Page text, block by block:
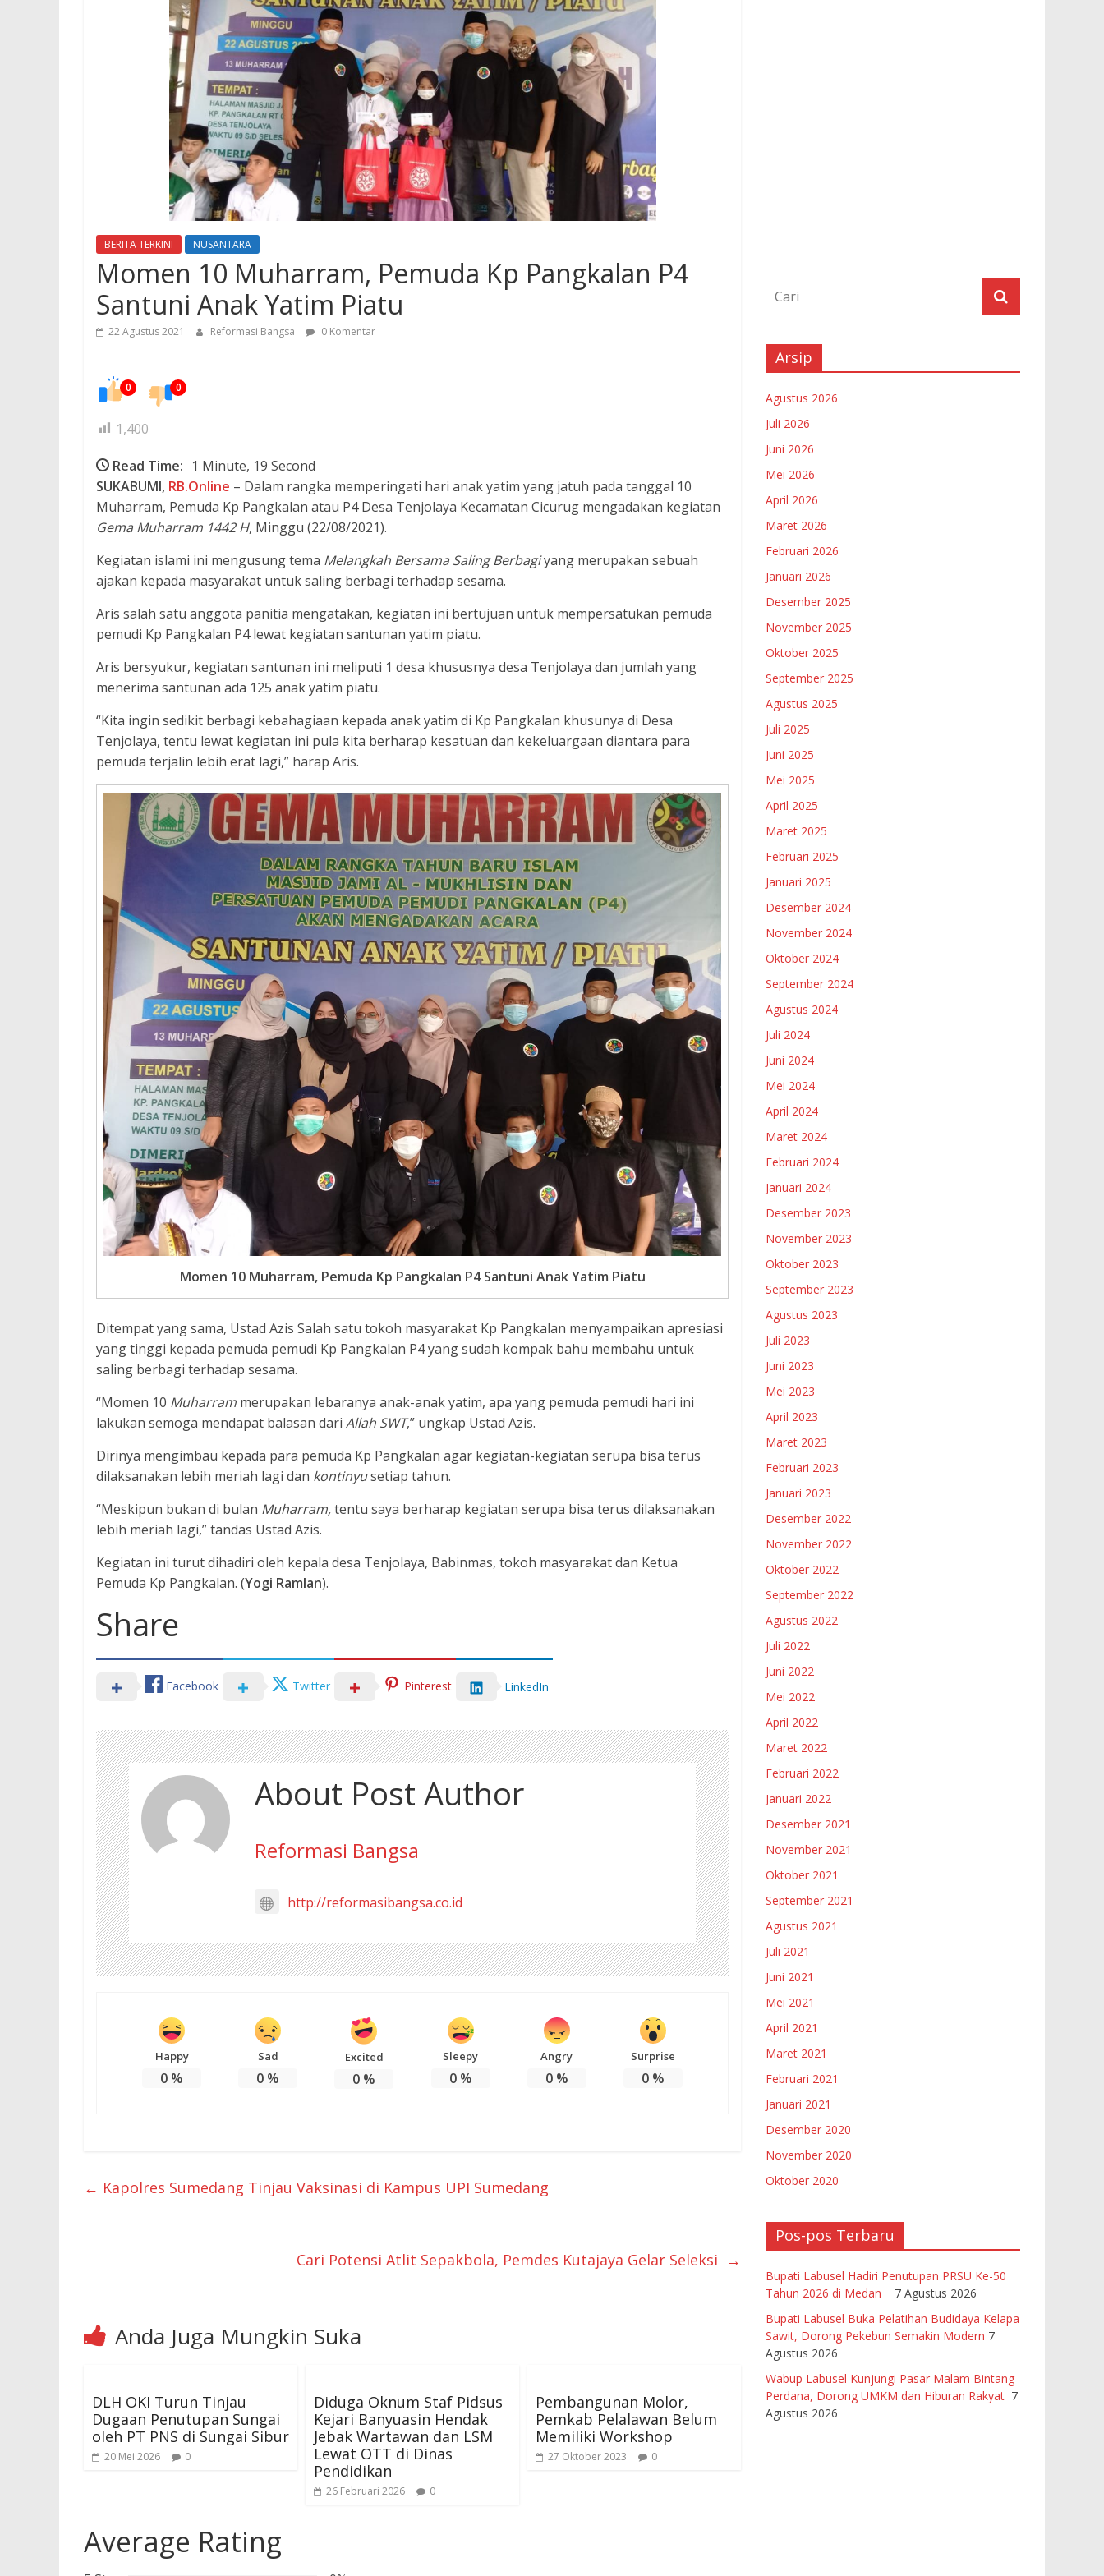
BERITA TERKINI NUSANTARA
Momen 10 Muharram, Pemuda Kp Pangkalan P4
Santuni Anak Yatim Piatu
22 Agustus 2021 Reformasi Bangsa 0 Komentar
0 0
1,400
Read Time: 1 Minute, 19 Second
SUKABUMI, RB.Online – Dalam rangka memperingati hari anak yatim yang jatuh pada tanggal 10
Muharram, Pemuda Kp Pangkalan atau P4 Desa Tenjolaya Kecamatan Cicurug mengadakan kegiatan
Gema Muharram 1442 H, Minggu (22/08/2021).
Kegiatan islami ini mengusung tema Melangkah Bersama Saling Berbagiyang merupakan sebuah
ajakan kepada masyarakat untuk saling berbagi terhadap sesama.
Aris salah satu anggota panitia mengatakan, kegiatan ini bertujuan untuk mempersatukan pemuda
pemudi Kp Pangkalan P4 lewat kegiatan santunan yatim piatu.
Aris bersyukur, kegiatan santunan ini meliputi 1 desa khususnya desa Tenjolaya dan jumlah yang
menerima santunan ada 125 anak yatim piatu.
“Kita ingin sedikit berbagi kebahagiaan kepada anak yatim di Kp Pangkalan khusunya di Desa
Tenjolaya, tentu lewat kegiatan ini pula kita berharap kesatuan dan kekeluargaan diantara para
pemuda terjalin lebih erat lagi,” harap Aris.
Momen 10 Muharram, Pemuda Kp Pangkalan P4 Santuni Anak Yatim Piatu
Ditempat yang sama, Ustad Azis Salah satu tokoh masyarakat Kp Pangkalan menyampaikan apresiasi
yang tinggi kepada pemuda pemudi Kp Pangkalan P4 yang sudah kompak bahu membahu untuk
saling berbagi terhadap sesama.
“Momen 10 Muharram merupakan lebaranya anak-anak yatim, apa yang pemuda pemudi hari ini
lakukan semoga mendapat balasan dari Allah SWT,” ungkap Ustad Azis.
Dirinya mengimbau kepada para pemuda Kp Pangkalan agar kegiatan-kegiatan serupa bisa terus
dilaksanakan lebih meriah lagi dan kontinyusetiap tahun.
“Meskipun bukan di bulan Muharram,tentu saya berharap kegiatan serupa bisa terus dilaksanakan
lebih meriah lagi,” tandas Ustad Azis.
Kegiatan ini turut dihadiri oleh kepala desa Tenjolaya, Babinmas, tokoh masyarakat dan Ketua
Pemuda Kp Pangkalan. (Yogi Ramlan).
Share
Facebook Twitter Pinterest LinkedIn
About Post Author
Reformasi Bangsa
http://reformasibangsa.co.id
Happy
0 %
Sad
0 %
Excited
0 %
Sleepy
0%
Angry
0%
Surprise
0%
← Kapolres Sumedang Tinjau Vaksinasi di Kampus UPI Sumedang
Cari Potensi Atlit Sepakbola, Pemdes Kutajaya Gelar Seleksi →
Anda Juga Mungkin Suka
DLH OKI Turun Tinjau
Dugaan Penutupan Sungai
oleh PT PNS di Sungai Sibur
20 Mei 2026 0
Diduga Oknum Staf Pidsus
Kejari Banyuasin Hendak
Jebak Wartawan dan LSM
Lewat OTT di Dinas
Pendidikan
26 Februari 2026 0
Pembangunan Molor,
Pemkab Pelalawan Belum
Memiliki Workshop
27 Oktober 2023 0
Average Rating
Arsip
Agustus 2026
Juli 2026
Juni 2026
Mei 2026
April 2026
Maret 2026
Februari 2026
Januari 2026
Desember 2025
November 2025
Oktober 2025
September 2025
Agustus 2025
Juli 2025
Juni 2025
Mei 2025
April 2025
Maret 2025
Februari 2025
Januari 2025
Desember 2024
November 2024
Oktober 2024
September 2024
Agustus 2024
Juli 2024
Juni 2024
Mei 2024
April 2024
Maret 2024
Februari 2024
Januari 2024
Desember 2023
November 2023
Oktober 2023
September 2023
Agustus 2023
Juli 2023
Juni 2023
Mei 2023
April 2023
Maret 2023
Februari 2023
Januari 2023
Desember 2022
November 2022
Oktober 2022
September 2022
Agustus 2022
Juli 2022
Juni 2022
Mei 2022
April 2022
Maret 2022
Februari 2022
Januari 2022
Desember 2021
November 2021
Oktober 2021
September 2021
Agustus 2021
Juli 2021
Juni 2021
Mei 2021
April 2021
Maret 2021
Februari 2021
Januari 2021
Desember 2020
November 2020
Oktober 2020
Pos-pos Terbaru
Bupati Labusel Hadiri Penutupan PRSU Ke-50
Tahun 2026 di Medan
7 Agustus 2026
Bupati Labusel Buka Pelatihan Budidaya Kelapa
Sawit, Dorong Pekebun Semakin Modern 7
Agustus 2026
Wabup Labusel Kunjungi Pasar Malam Bintang
Perdana, Dorong UMKM dan Hiburan Rakyat 7
Agustus 2026